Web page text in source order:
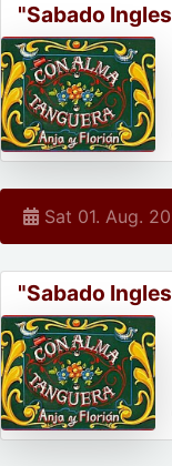
"Sabado
Sat 01. Aug.
"Sabado